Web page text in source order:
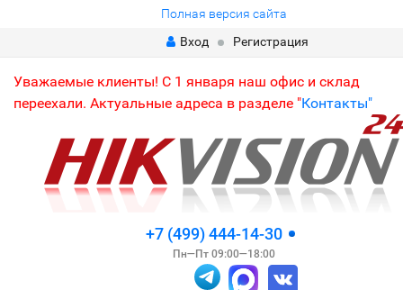
Полная версия сайта
Вход
Регистрация
Уважаемые клиенты! С 1 января наш офис и склад
переехали. Актуальные адреса в разделе "Контакты"
+7 (499) 444-14-30
Пн—Пт 09:00—18:00